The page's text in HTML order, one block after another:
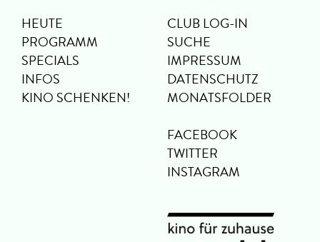
HEUTE
PROGRAMM
SPECIALS
INFOS
KINO SCHENKEN!
CLUB LOG-IN
SUCHE
IMPRESSUM
DATENSCHUTZ
MONATSFOLDER
FACEBOOK
TWITTER
INSTAGRAM